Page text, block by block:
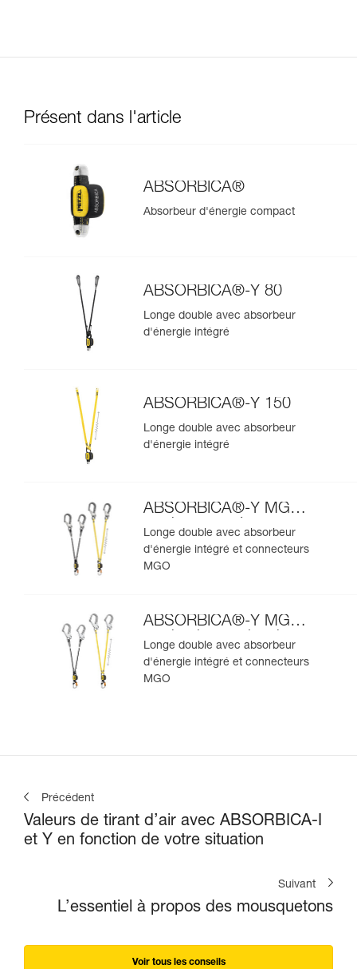
Présent dans l'article
ABSORBICA®
Absorbeur d'énergie compact
ABSORBICA®-Y 80
Longe double avec absorbeur
d'énergie intégré
ABSORBICA®-Y 150
Longe double avec absorbeur
d'énergie intégré
ABSORBICA®-Y MGO
version européenne
Longe double avec absorbeur
d'énergie intégré et connecteurs
MGO
ABSORBICA®-Y MGO
version internationale
Longe double avec absorbeur
d'énergie intégré et connecteurs
MGO
Précédent
Valeurs de tirant d’air avec ABSORBICA-I
et Y en fonction de votre situation
Suivant
L’essentiel à propos des mousquetons
Voir tous les conseils